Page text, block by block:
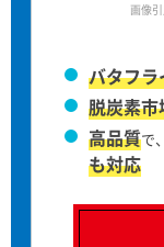
画像
バタフ
脱炭素
高品質で
も対応